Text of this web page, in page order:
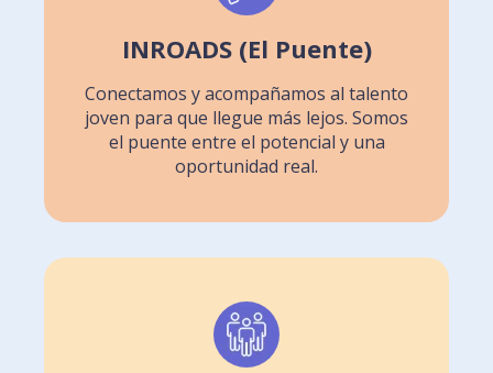
INROADS (El Puente)
Conectamos y acompañamos al talento
joven para que llegue más lejos. Somos
el puente entre el potencial y una
oportunidad real.